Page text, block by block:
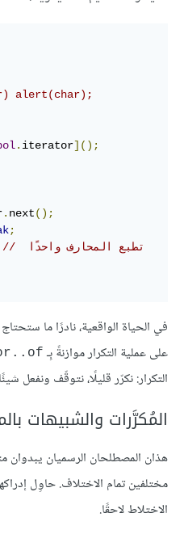
alert(char);
. iterator]();
. next();
;
// تطبع المحارف واحدًا
في الحياة الواقعية، نادرًا ما
على عملية التكرار موازنةً بِـ
التكرار: نكرّر قليلًا، نتوقّف ونفعل
المُكرَّرات والشبيهات
هذان المصطلحان الرسميان يبدوان
مختلفين تمام الاختلاف. حاوِل
الاختلاط لاحقًا.